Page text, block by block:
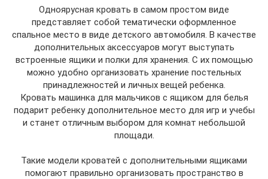
Одноярусная кровать в самом простом виде
представляет собой тематически оформленное
спальное место в виде детского автомобиля. В качестве
дополнительных аксессуаров могут выступать
встроенные ящики и полки для хранения. С их помощью
можно удобно организовать хранение постельных
принадлежностей и личных вещей ребенка.
Кровать машинка для мальчиков с ящиком для белья
подарит ребенку дополнительное место для игр и учебы
и станет отличным выбором для комнат небольшой
площади.
Такие модели кроватей с дополнительными ящиками
помогают правильно организовать пространство в